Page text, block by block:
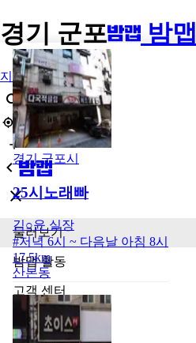
경기 군포 밤맵
지역
둘러보기
밤맵 활동
고객 센터
광고 신청
경기 군포시
25시노래빠
김○윤실장
#저녁 6시 ~ 다음날 아침 8시
17.5km
산본동